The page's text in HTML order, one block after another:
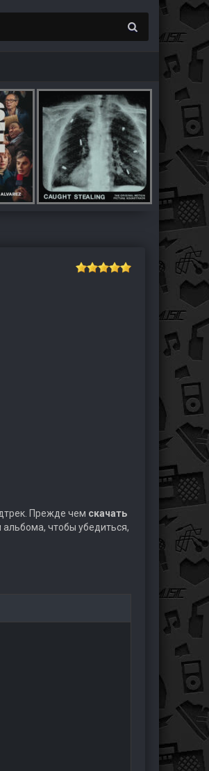
Прежде чем скачать
чтобы убедиться,